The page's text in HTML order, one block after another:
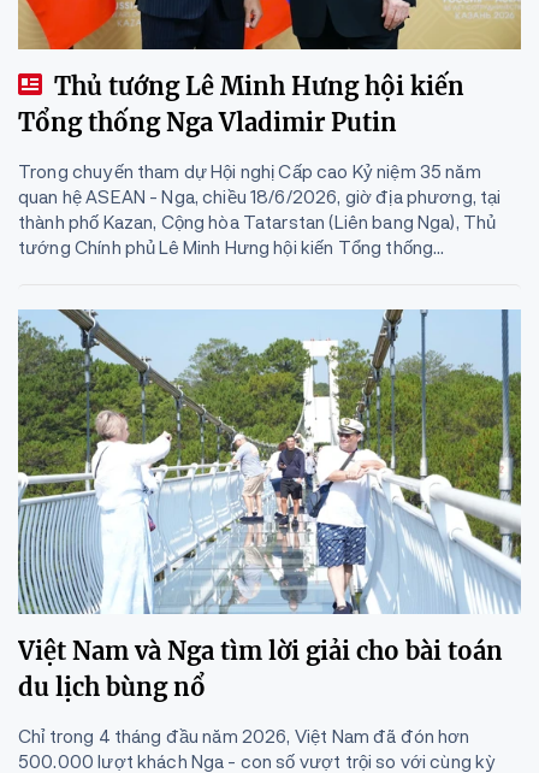
Thủ tướng Lê Minh Hưng hội kiến
Tổng thống Nga Vladimir Putin
Trong chuyến tham dự Hội nghị Cấp cao Kỷ niệm 35 năm
quan hệ ASEAN - Nga, chiều 18/6/2026, giờ địa phương, tại
thành phố Kazan, Cộng hòa Tatarstan (Liên bang Nga), Thủ
tướng Chính phủ Lê Minh Hưng hội kiến Tổng thống...
Việt Nam và Nga tìm lời giải cho bài toán
du lịch bùng nổ
Chỉ trong 4 tháng đầu năm 2026, Việt Nam đã đón hơn
500.000 lượt khách Nga - con số vượt trội so với cùng kỳ